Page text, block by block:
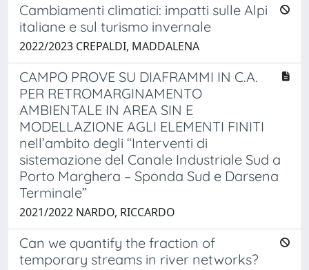
Cambiamenti climatici: impatti sulle Alpi
italiane e sul turismo invernale
2022/2023 CREPALDI, MADDALENA
CAMPO PROVE SU DIAFRAMMI IN C.A.
PER RETROMARGINAMENTO
AMBIENTALE IN AREA SIN E
MODELLAZIONE AGLI ELEMENTI FINITI
nell’ambito degli “Interventi di
sistemazione del Canale Industriale Sud a
Porto Marghera – Sponda Sud e Darsena
Terminale”
2021/2022 NARDO, RICCARDO
Can we quantify the fraction of
temporary streams in river networks?